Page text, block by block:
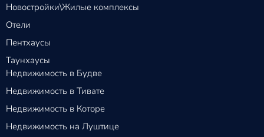
Новостройки\Жилые комплексы
Отели
Пентхаусы
Таунхаусы
Недвижимость в Будве
Недвижимость в Тивате
Недвижимость в Которе
Недвижимость на Луштице